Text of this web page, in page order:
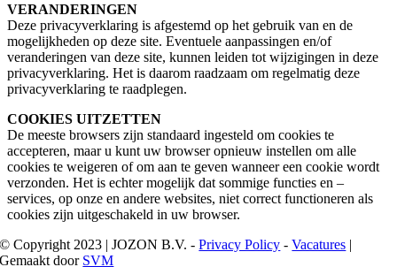
VERANDERINGEN
Deze privacyverklaring is afgestemd op het gebruik van en de
mogelijkheden op deze site. Eventuele aanpassingen en/of
veranderingen van deze site, kunnen leiden tot wijzigingen in deze
privacyverklaring. Het is daarom raadzaam om regelmatig deze
privacyverklaring te raadplegen.
COOKIES UITZETTEN
De meeste browsers zijn standaard ingesteld om cookies te
accepteren, maar u kunt uw browser opnieuw instellen om alle
cookies te weigeren of om aan te geven wanneer een cookie wordt
verzonden. Het is echter mogelijk dat sommige functies en –
services, op onze en andere websites, niet correct functioneren als
cookies zijn uitgeschakeld in uw browser.
© Copyright 2023 | JOZON B.V. -Privacy Policy -Vacatures |
Gemaakt door SVM